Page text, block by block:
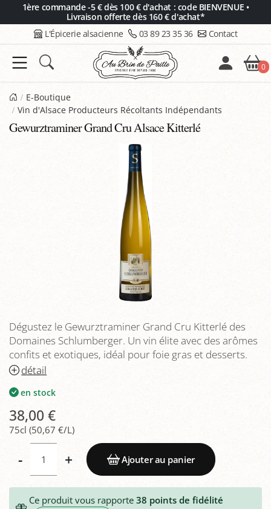
1ère commande -5 € dès 100 € d'achat : code BIENVENUE •
Livraison offerte dès 160 € d'achat*
L'Épicerie alsacienne 03 89 23 35 36 Contact
0
E-Boutique
Vin d'Alsace Producteurs Récoltants Indépendants
Gewurztraminer Grand Cru Alsace Kitterlé
Dégustez le Gewurztraminer Grand Cru Kitterlé des
Domaines Schlumberger. Un vin élite avec des arômes
confits et exotiques, idéal pour foie gras et desserts.
détail
en stock
38,00 €
75cl (50,67 €/L)
- + Ajouter au panier
Ce produit vous rapporte38 points de fidélité
Panneau de gestion des cookies